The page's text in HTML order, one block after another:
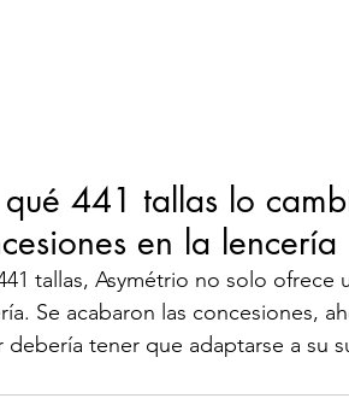
qué 441 tallas lo
en la lencería
tallas, Asymétrio no solo
Se acabaron las concesiones,
debería tener que adaptarse a su